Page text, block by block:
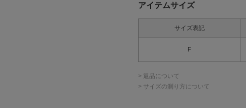
アイテムサイズ
サイズ表記
F
> 返品について
> サイズの測り方について